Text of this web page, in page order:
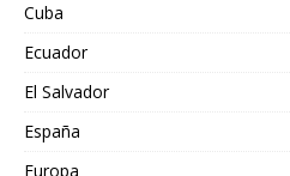
Cuba
Ecuador
El Salvador
España
Europa